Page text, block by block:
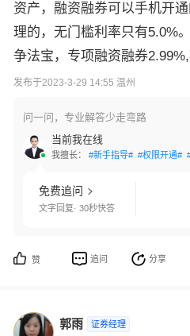
资产，融资融券可以手机开
理的，无门槛利率只有5.0%
争法宝，专项融资融券2.99%,
发布于2023-3-29 14:55 温州
问一问，专业解答少走弯路
当前我在线
我擅长： #新手指导# #权限开通#
免费追问
文字回复· 30秒快答
赞 追问 分享
郭雨 证券经理